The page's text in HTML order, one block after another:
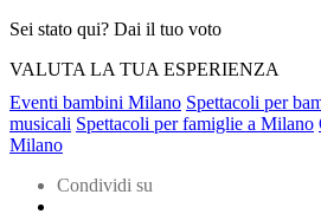
Sei stato qui? Dai il tuo voto
VALUTA LA TUA ESPERIENZA
Eventi bambini Milano Spettacoli per
musicali Spettacoli per famiglie a Milano
Milano
Condividi su